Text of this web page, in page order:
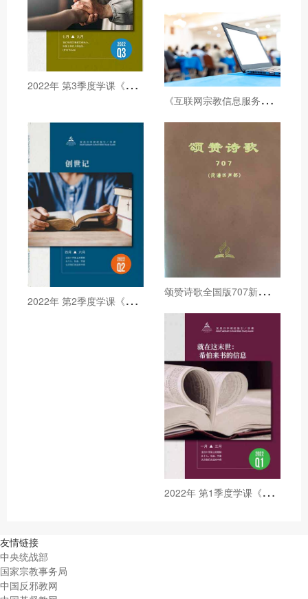
2
022年 第3季度学课《与基督同受试炼》
《
互联网宗教信息服务许可证》培训资料汇总（文字）
2
022年 第2季度学课《创世纪》
颂
赞诗歌全国版707新版 简谱四声部
2
022年 第1季度学课《就在这末世：希伯来书的信息》
友情链接
中央统战部
国家宗教事务局
中国反邪教网